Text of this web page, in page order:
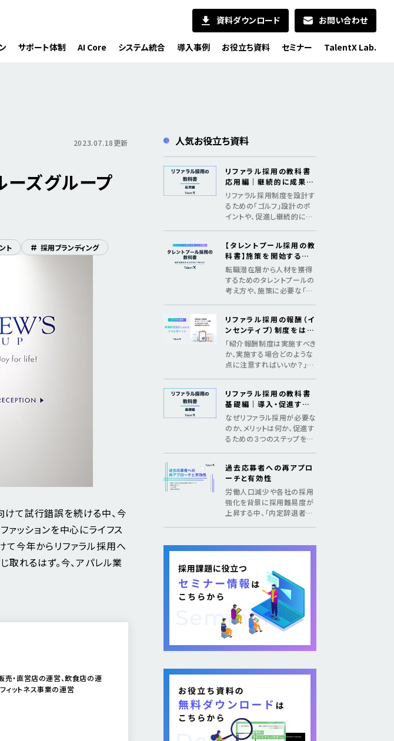
資料ダウンロード お問い合わせ
サポート体制 AI Core システム統合 導入事例 お役立ち資料 セミナー TalentX Lab.
2023.07.18更新
ーズグループ
ト # 採用ブランディング
て試行錯誤を続ける中、今
ァッションを中心にライフス
今年からリファラル採用へ
れるはず。今、アパレル業
売・直営店の運営、飲食店の運
ィットネス事業の運営
人気お役立ち資料
リファラル採用の教科書
応用編｜継続的に成果を
出すためのメソッド
リファラル採用制度を設計す
るための「ゴルフ」設計のポ
イントや、促進し継続的に採
フレームワークを紹介
【タレントプール採用の教
科書】施策を開始するた
めの3つのSTEP
転職潜在層から人材を獲得
するためのタレントプールの
考え方や、施策に必要な「デ
化
リファラル採用の報酬（イ
ンセンティブ）制度をはじ
めとした、制度設計のポイ
ント
「紹介報酬制度は実施すべき
か、実施する場合どのような
点に注意すればいいか？」法
リファラル採用の教科書
基礎編｜導入・促進する
ためのメソッド
なぜリファラル採用が必要な
のか、メリットは何か、促進す
るための３つのステップを紹
過去応募者への再アプロ
ーチと有効性
労働人口減少や各社の採用
強化を背景に採用難易度が
上昇する中、「内定辞退者・
ています。 そのような疑問が
各社が取り組む背景から期
待できるメリット、 […]